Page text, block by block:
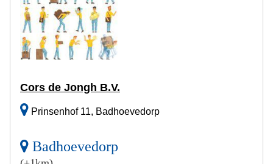
Cors de Jongh B.V.
Prinsenhof 11, Badhoevedorp
Badhoevedorp